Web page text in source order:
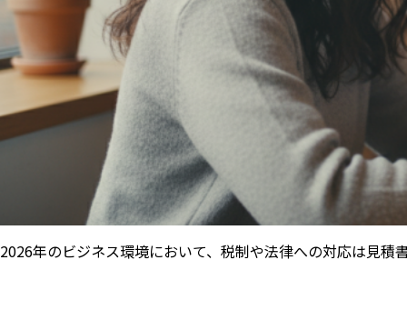
2026年のビジネス環境において、税制や法律への対応は見積